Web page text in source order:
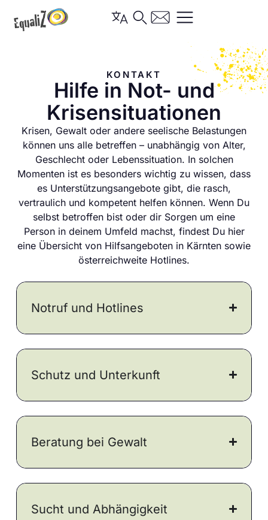
springen
KONTAKT
Hilfe in Not- und
Krisensituationen
Krisen, Gewalt oder andere seelische Belastungen
können uns alle betreffen – unabhängig von Alter,
Geschlecht oder Lebenssituation. In solchen
Momenten ist es besonders wichtig zu wissen, dass
es Unterstützungsangebote gibt, die rasch,
vertraulich und kompetent helfen können. Wenn Du
selbst betroffen bist oder dir Sorgen um eine
Person in deinem Umfeld machst, findest Du hier
eine Übersicht von Hilfsangeboten in Kärnten sowie
österreichweite Hotlines.
Notruf und Hotlines
Schutz und Unterkunft
Beratung bei Gewalt
Sucht und Abhängigkeit